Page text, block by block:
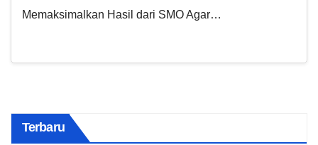
Memaksimalkan Hasil dari SMO Agar…
Terbaru